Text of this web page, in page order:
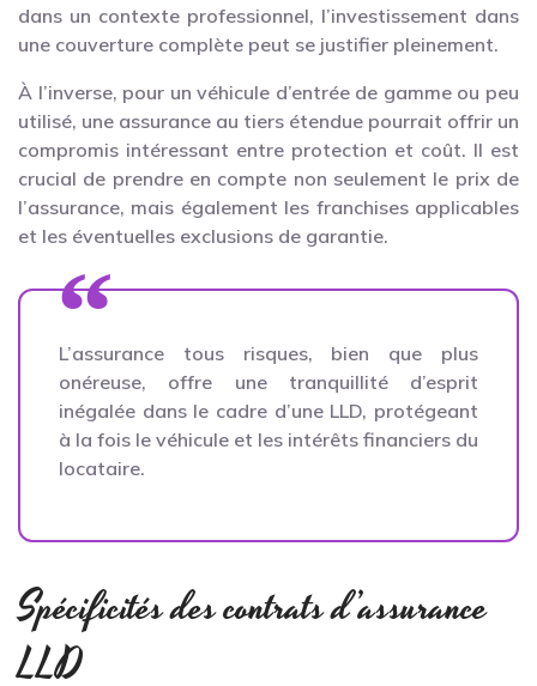
dans un contexte professionnel, l’investissement dans
une couverture complète peut se justifier pleinement.
À l’inverse, pour un véhicule d’entrée de gamme ou peu
utilisé, une assurance au tiers étendue pourrait offrir un
compromis intéressant entre protection et coût. Il est
crucial de prendre en compte non seulement le prix de
l’assurance, mais également les franchises applicables
et les éventuelles exclusions de garantie.
L’assurance tous risques, bien que plus
onéreuse, offre une tranquillité d’esprit
inégalée dans le cadre d’une LLD, protégeant
à la fois le véhicule et les intérêts financiers du
locataire.
Spécificités des contrats d’assurance
LLD